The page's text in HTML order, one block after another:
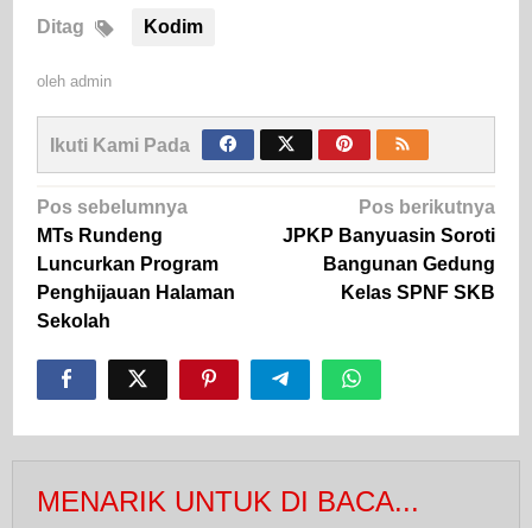
Ditag Kodim
oleh admin
Ikuti Kami Pada
Navigasi
pos
Pos sebelumnya
MTs Rundeng
Luncurkan Program
Penghijauan Halaman
Sekolah
Pos berikutnya
JPKP Banyuasin Soroti
Bangunan Gedung
Kelas SPNF SKB
MENARIK UNTUK DI BACA...